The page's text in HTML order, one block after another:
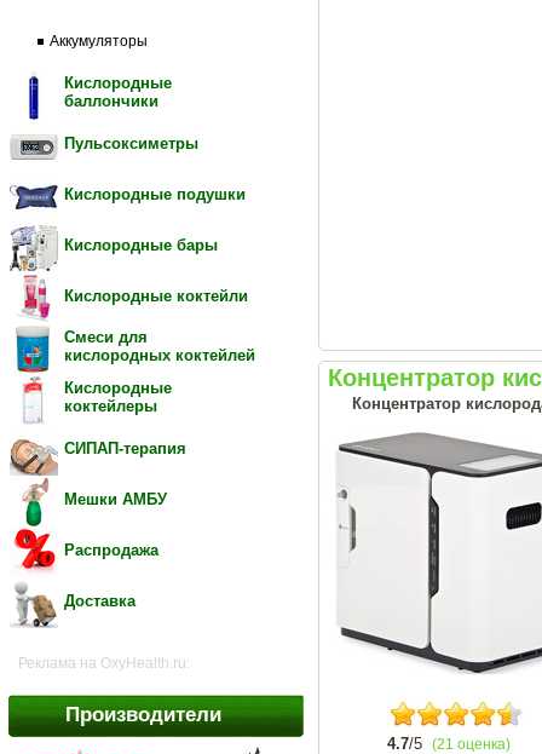
Аккумуляторы
Кислородные
баллончики
Пульсоксиметры
Кислородные подушки
Кислородные бары
Кислородные коктейли
Смеси для
кислородных коктейлей
Кислородные
коктейлеры
СИПАП-терапия
Мешки АМБУ
Распродажа
Доставка
Реклама на OxyHealth.ru:
Производители
Концентратор
Концентратор
4.7/5 (21 оценка)